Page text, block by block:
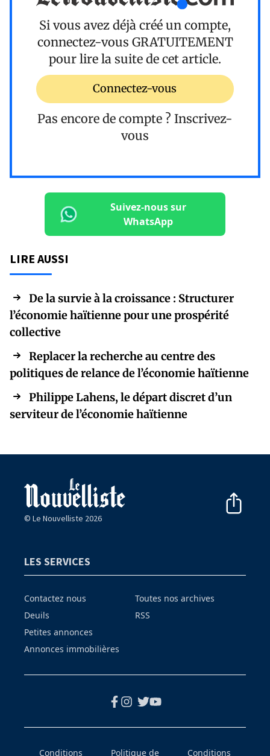
Si vous avez déjà créé un compte,
connectez-vous GRATUITEMENT
pour lire la suite de cet article.
Connectez-vous
Pas encore de compte ? Inscrivez-
vous
Suivez-nous sur
WhatsApp
LIRE AUSSI
De la survie à la croissance : Structurer
l’économie haïtienne pour une prospérité
collective
Replacer la recherche au centre des
politiques de relance de l’économie haïtienne
Philippe Lahens, le départ discret d’un
serviteur de l’économie haïtienne
© Le Nouvelliste 2026
LES SERVICES
Contactez nous
Deuils
Petites annonces
Annonces immobilières
Toutes nos archives
RSS
Conditions Politique de Conditions